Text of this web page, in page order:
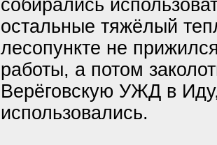
собирались
остальные тяжёлый
лесопункте не
работы, а потом
Верёговскую УЖД в
использовались.